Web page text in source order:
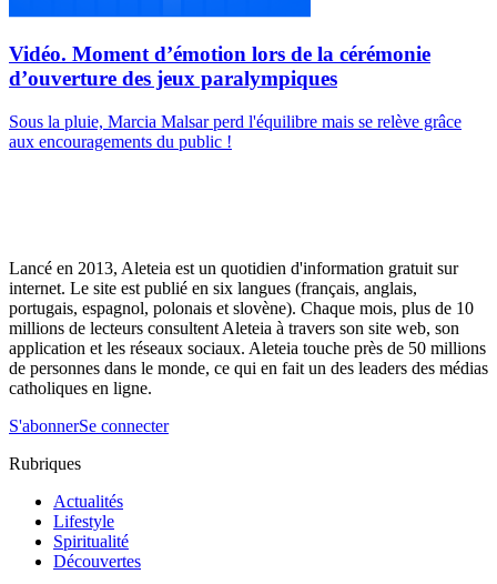
Vidéo. Moment d’émotion lors de la cérémonie
d’ouverture des jeux paralympiques
Sous la pluie, Marcia Malsar perd l'équilibre mais se relève grâce
aux encouragements du public !
Lancé en 2013, Aleteia est un quotidien d'information gratuit sur
internet. Le site est publié en six langues (français, anglais,
portugais, espagnol, polonais et slovène). Chaque mois, plus de 10
millions de lecteurs consultent Aleteia à travers son site web, son
application et les réseaux sociaux. Aleteia touche près de 50 millions
de personnes dans le monde, ce qui en fait un des leaders des médias
catholiques en ligne.
S'abonnerSe connecter
Rubriques
Actualités
Lifestyle
Spiritualité
Découvertes